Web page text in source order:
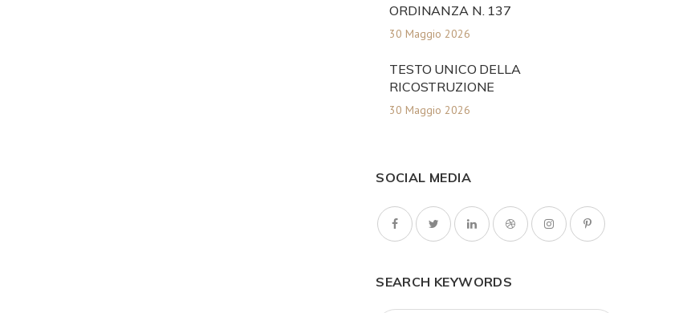
ORDINANZA N. 137
30 Maggio 2026
TESTO UNICO DELLA
RICOSTRUZIONE
30 Maggio 2026
SOCIAL MEDIA
SEARCH KEYWORDS